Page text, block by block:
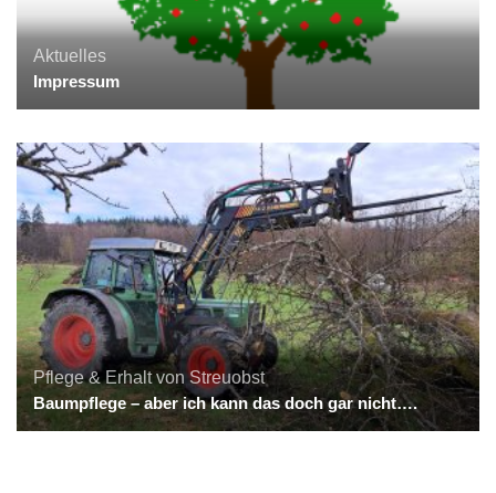
Aktuelles
Impressum
Pflege & Erhalt von Streuobst
Baumpflege – aber ich kann das doch gar nicht….